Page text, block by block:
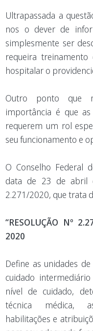
Ultrapassada a
nos o dever de
simplesmente ser
requeira
hospitalar o
Outro ponto que
importância é que
requerem um rol
seu funcionamento e
O Conselho Federal
data de 23 de abril
2.271/2020, que trata
“RESOLUÇÃO Nº
2020
Define as unidades
cuidado
nível de cuidado,
técnica médica,
habilitações e